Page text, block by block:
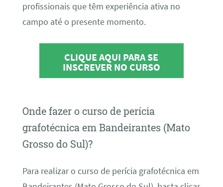
profissionais que têm experiência ativa no
campo até o presente momento.
CLIQUE AQUI PARA SE
INSCREVER NO CURSO
Onde fazer o curso de perícia
grafotécnica em Bandeirantes (Mato
Grosso do Sul)?
Para realizar o curso de perícia grafotécnica em